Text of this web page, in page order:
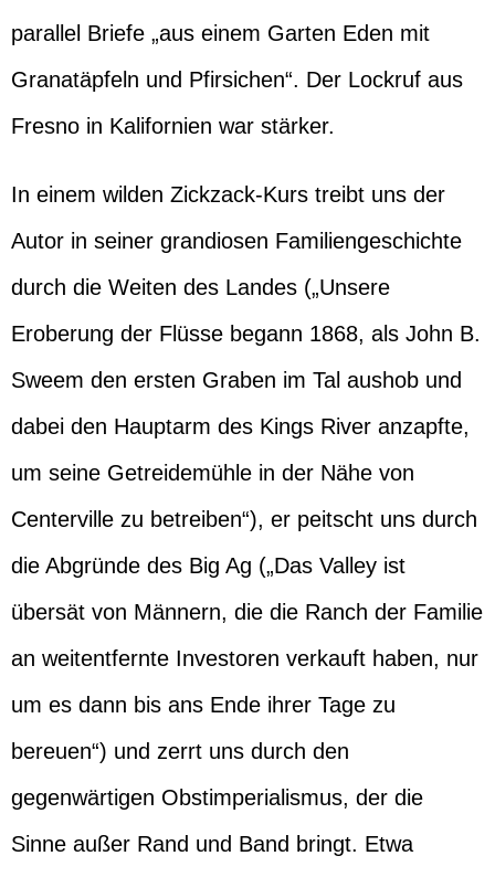
parallel Briefe „aus einem Garten Eden mit
Granatäpfeln und Pfirsichen“. Der Lockruf aus
Fresno in Kalifornien war stärker.
In einem wilden Zickzack-Kurs treibt uns der
Autor in seiner grandiosen Familiengeschichte
durch die Weiten des Landes („Unsere
Eroberung der Flüsse begann 1868, als John B.
Sweem den ersten Graben im Tal aushob und
dabei den Hauptarm des Kings River anzapfte,
um seine Getreidemühle in der Nähe von
Centerville zu betreiben“), er peitscht uns durch
die Abgründe des Big Ag („Das Valley ist
übersät von Männern, die die Ranch der Familie
an weitentfernte Investoren verkauft haben, nur
um es dann bis ans Ende ihrer Tage zu
bereuen“) und zerrt uns durch den
gegenwärtigen Obstimperialismus, der die
Sinne außer Rand und Band bringt. Etwa